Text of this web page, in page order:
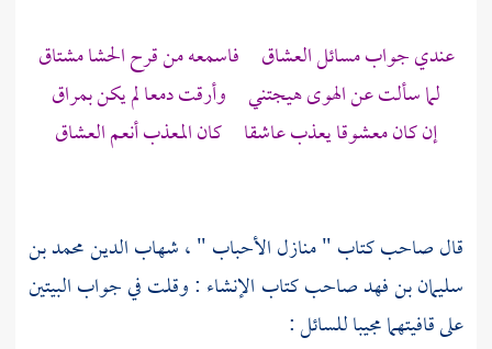
عندي جواب مسائل العشاق فاسمعه من قرح الحشا مشتاق
لما سألت عن الهوى هيجتني وأرقت دمعا لم يكن بمراق
إن كان معشوقا يعذب عاشقا كان المعذب أنعم العشاق
قال صاحب كتاب " منازل الأحباب "، شهاب الدين محمد بن
سليمان بن فهدصاحب كتاب الإنشاء : وقلت في جواب البيتين
على قافيتهما مجيبا للسائل :